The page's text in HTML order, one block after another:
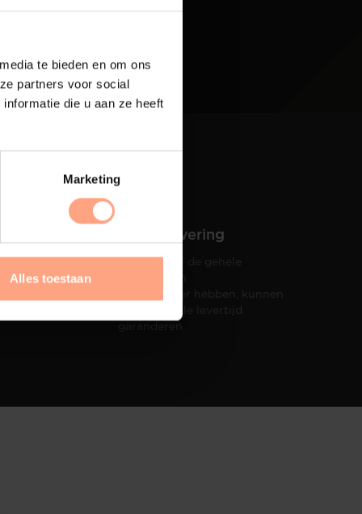
te bieden en om ons
partners voor social
die u aan ze heeft
Marketing
Alles toestaan
tot
Snelle levering
Doordat wij de gehele
eigen beheer hebben, kunnen
wij een snelle levertijd